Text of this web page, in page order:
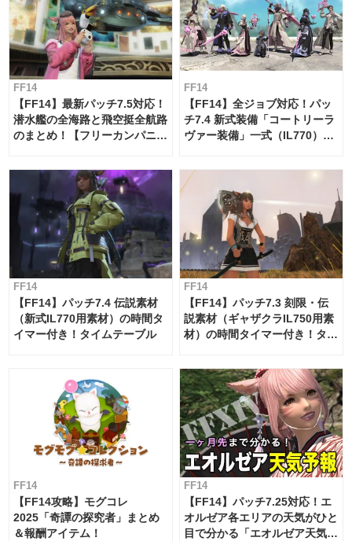
FF14
【FF14】最新パッチ7.5対応！
潜水艦の全海路と飛空挺全航路
のまとめ！【フリーカンパニ
FF14
【FF14】全ジョブ対応！パッ
チ7.4 新式装備「コートリーラ
ヴァー装備」一式（IL770）の
FF14
【FF14】パッチ7.4 伝説素材
（新式IL770用素材）の時間タ
イマー付き！タイムテーブル
FF14
【FF14】パッチ7.3 刻限・伝
説素材（ギャザクラIL750用素
材）の時間タイマー付き！タイ
FF14
【FF14攻略】モグコレ
2025「奇譚の探究者」まとめ
＆報酬アイテム！
FF14
【FF14】パッチ7.25対応！エ
オルゼア各エリアの天気がひと
目で分かる「エオルゼア天気予